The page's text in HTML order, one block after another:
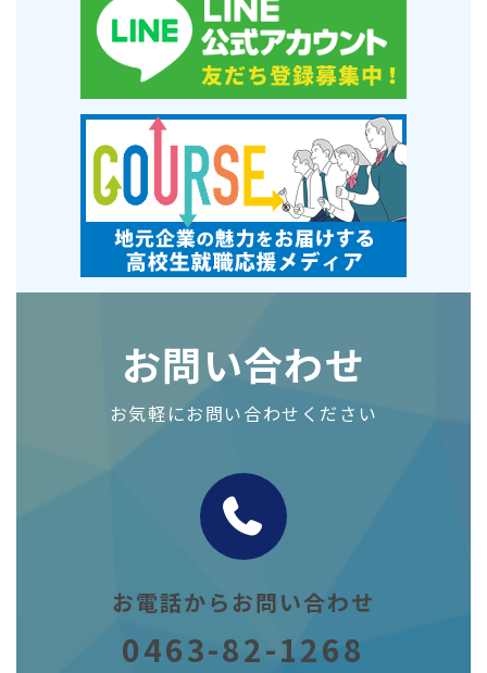
お問い合わせ
お気軽にお問い合わせください
お電話からお問い合わせ
0463-82-1268